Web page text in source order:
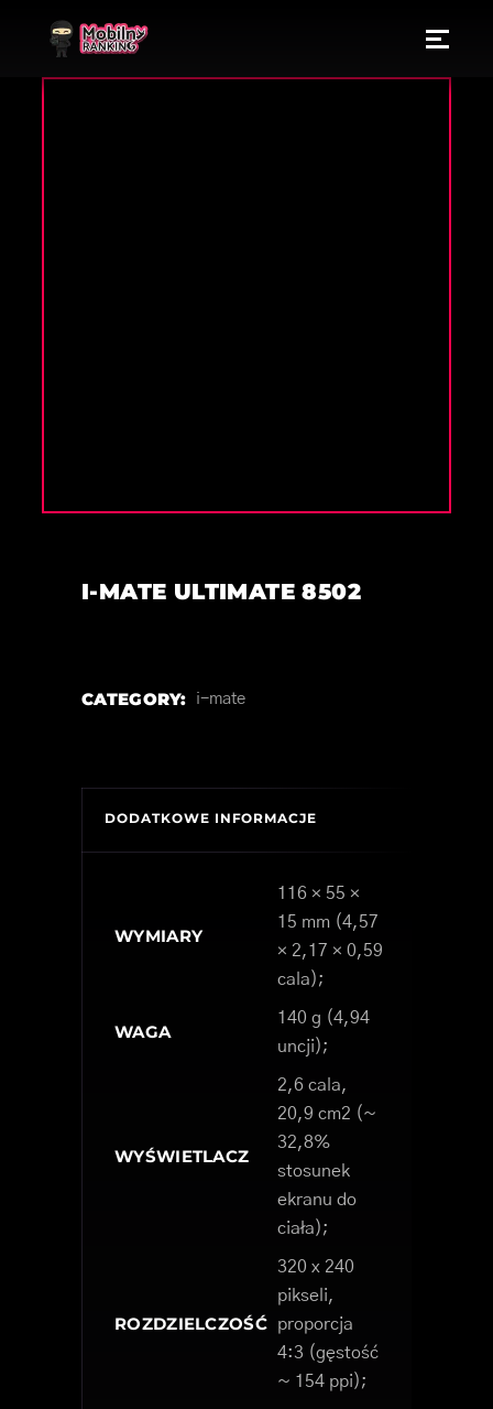
I-MATE ULTIMATE 8502
CATEGORY: i-mate
DODATKOWE INFORMACJE
WYMIARY
116 × 55 ×
15 mm (4,57
× 2,17 × 0,59
cala);
WAGA
140 g (4,94
uncji);
WYŚWIETLACZ
2,6 cala,
20,9 cm2 (~
32,8%
stosunek
ekranu do
ciała);
ROZDZIELCZOŚĆ
320 x 240
pikseli,
proporcja
4:3 (gęstość
~ 154 ppi);